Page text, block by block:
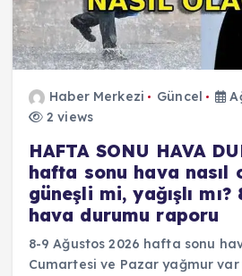
Haber Merkezi Güncel
2 views
HAFTA SONU HAVA
hafta sonu hava nasıl
güneşli mi, yağışlı
hava durumu raporu
8-9 Ağustos 2026 hafta sonu
Cumartesi ve Pazar yağmur var